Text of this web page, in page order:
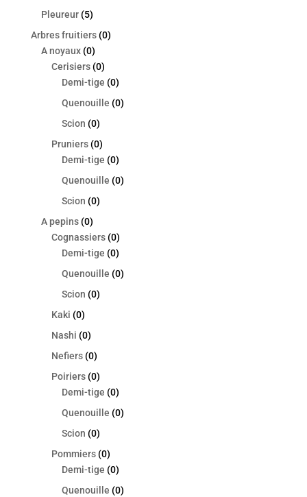
Pleureur (5)
Arbres fruitiers (0)
A noyaux (0)
Cerisiers (0)
Demi-tige (0)
Quenouille (0)
Scion (0)
Pruniers (0)
Demi-tige (0)
Quenouille (0)
Scion (0)
A pepins (0)
Cognassiers (0)
Demi-tige (0)
Quenouille (0)
Scion (0)
Kaki (0)
Nashi (0)
Nefiers (0)
Poiriers (0)
Demi-tige (0)
Quenouille (0)
Scion (0)
Pommiers (0)
Demi-tige (0)
Quenouille (0)